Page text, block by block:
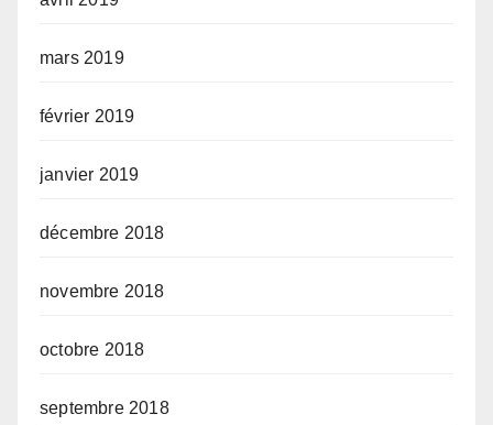
mars 2019
février 2019
janvier 2019
décembre 2018
novembre 2018
octobre 2018
septembre 2018